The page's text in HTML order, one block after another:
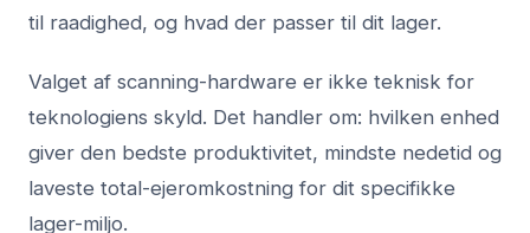
til raadighed, og hvad der passer til dit lager.
Valget af scanning-hardware er ikke teknisk for
teknologiens skyld. Det handler om: hvilken enhed
giver den bedste produktivitet, mindste nedetid og
laveste total-ejeromkostning for dit specifikke
lager-miljo.